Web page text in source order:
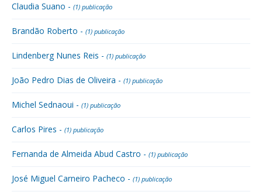
Claudia Suano - (1) publicação
Brandão Roberto - (1) publicação
Lindenberg Nunes Reis - (1) publicação
João Pedro Dias de Oliveira - (1) publicação
Michel Sednaoui - (1) publicação
Carlos Pires - (1) publicação
Fernanda de Almeida Abud Castro - (1) publicação
José Miguel Carneiro Pacheco - (1) publicação